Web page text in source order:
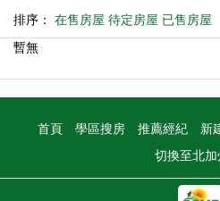
排序： 在售房屋 待定房屋 已售房屋
暫無
首頁 學區搜房 推薦經紀 新
切換至北加